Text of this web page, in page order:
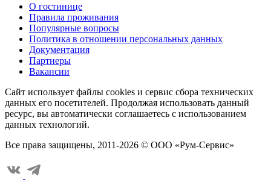
О гостинице
Правила проживания
Популярные вопросы
Политика в отношении персональных данных
Документация
Партнеры
Вакансии
Сайт использует файлы cookies и сервис сбора технических
данных его посетителей. Продолжая использовать данный
ресурс, вы автоматически соглашаетесь с использованием
данных технологий.
Все права защищены, 2011-2026 © ООО «Рум-Сервис»